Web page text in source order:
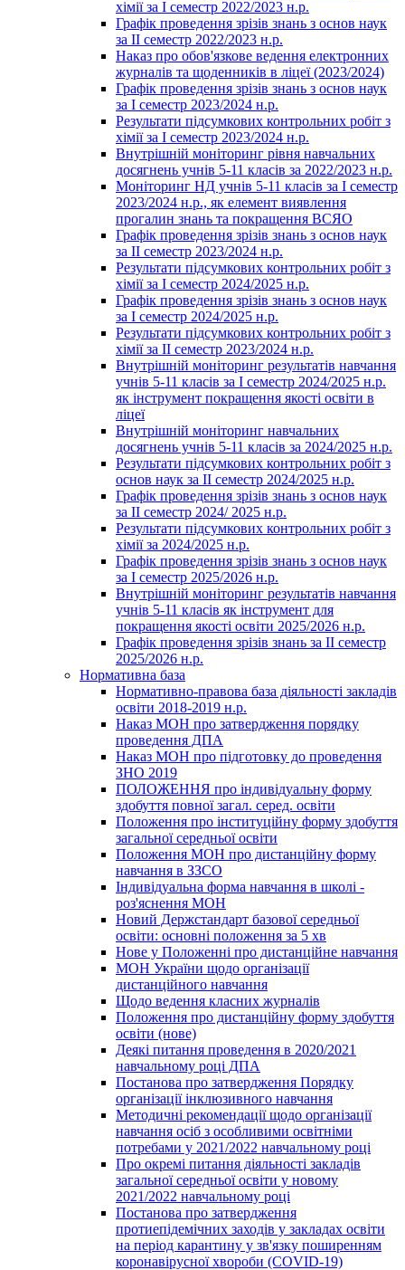
хімії за І семестр 2022/2023 н.р.
Графік проведення зрізів знань з основ наук
за ІІ семестр 2022/2023 н.р.
Наказ про обов'язкове ведення електронних
журналів та щоденників в ліцеї (2023/2024)
Графік проведення зрізів знань з основ наук
за І семестр 2023/2024 н.р.
Результати підсумкових контрольних робіт з
хімії за І семестр 2023/2024 н.р.
Внутрішній моніторинг рівня навчальних
досягнень учнів 5-11 класів за 2022/2023 н.р.
Моніторинг НД учнів 5-11 класів за І семестр
2023/2024 н.р., як елемент виявлення
прогалин знань та покращення ВСЯО
Графік проведення зрізів знань з основ наук
за ІІ семестр 2023/2024 н.р.
Результати підсумкових контрольних робіт з
хімії за І семестр 2024/2025 н.р.
Графік проведення зрізів знань з основ наук
за І семестр 2024/2025 н.р.
Результати підсумкових контрольних робіт з
хімії за ІІ семестр 2023/2024 н.р.
Внутрішній моніторинг результатів навчання
учнів 5-11 класів за І семестр 2024/2025 н.р.
як інструмент покращення якості освіти в
ліцеї
Внутрішній моніторинг навчальних
досягнень учнів 5-11 класів за 2024/2025 н.р.
Результати підсумкових контрольних робіт з
основ наук за ІІ семестр 2024/2025 н.р.
Графік проведення зрізів знань з основ наук
за ІІ семестр 2024/ 2025 н.р.
Результати підсумкових контрольних робіт з
хімії за 2024/2025 н.р.
Графік проведення зрізів знань з основ наук
за І семестр 2025/2026 н.р.
Внутрішній моніторинг результатів навчання
учнів 5-11 класів як інструмент для
покращення якості освіти 2025/2026 н.р.
Графік проведення зрізів знань за ІІ семестр
2025/2026 н.р.
Нормативна база
Нормативно-правова база діяльності закладів
освіти 2018-2019 н.р.
Наказ МОН про затвердження порядку
проведення ДПА
Наказ МОН про підготовку до проведення
ЗНО 2019
ПОЛОЖЕННЯ про індивідуальну форму
здобуття повної загал. серед. освіти
Положення про інституційну форму здобуття
загальної середньої освіти
Положення МОН про дистанційну форму
навчання в ЗЗСО
Індивідуальна форма навчання в школі -
роз'яснення МОН
Новий Держстандарт базової середньої
освіти: основні положення за 5 хв
Нове у Положенні про дистанційне навчання
МОН України щодо організації
дистанційного навчання
Щодо ведення класних журналів
Положення про дистанційну форму здобуття
освіти (нове)
Деякі питання проведення в 2020/2021
навчальному році ДПА
Постанова про затвердження Порядку
організації інклюзивного навчання
Методичні рекомендації щодо організації
навчання осіб з особливими освітніми
потребами у 2021/2022 навчальному році
Про окремі питання діяльності закладів
загальної середньої освіти у новому
2021/2022 навчальному році
Постанова про затвердження
протиепідемічних заходів у закладах освіти
на період карантину у зв'язку поширенням
коронавірусної хвороби (COVID-19)